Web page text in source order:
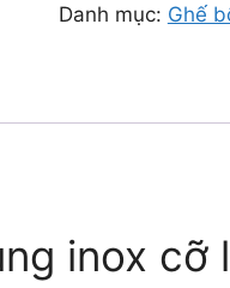
Danh mục: Ghế
inox cỡ